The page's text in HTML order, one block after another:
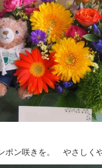
ン咲きを。 やさしくや